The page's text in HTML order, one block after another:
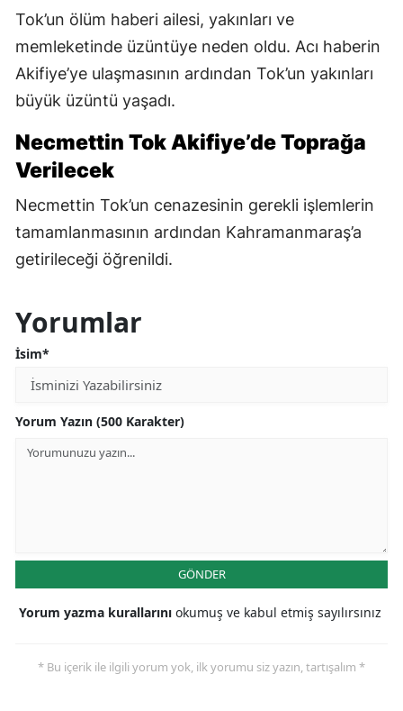
Tok’un ölüm haberi ailesi, yakınları ve
memleketinde üzüntüye neden oldu. Acı haberin
Akifiye’ye ulaşmasının ardından Tok’un yakınları
büyük üzüntü yaşadı.
Necmettin Tok Akifiye’de Toprağa
Verilecek
Necmettin Tok’un cenazesinin gerekli işlemlerin
tamamlanmasının ardından Kahramanmaraş’a
getirileceği öğrenildi.
Yorumlar
İsim*
Yorum Yazın (500 Karakter)
GÖNDER
Yorum yazma kurallarını okumuş ve kabul etmiş sayılırsınız
* Bu içerik ile ilgili yorum yok, ilk yorumu siz yazın, tartışalım *